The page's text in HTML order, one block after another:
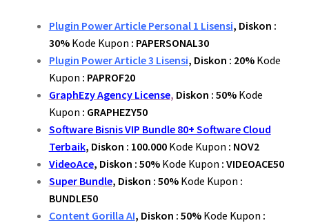
Plugin Power Article Personal 1 Lisensi, Diskon :
30% Kode Kupon : PAPERSONAL30
Plugin Power Article 3 Lisensi, Diskon : 20% Kode
Kupon : PAPROF20
GraphEzy Agency License, Diskon : 50% Kode
Kupon : GRAPHEZY50
Software Bisnis VIP Bundle 80+ Software Cloud
Terbaik, Diskon : 100.000 Kode Kupon : NOV2
VideoAce, Diskon : 50% Kode Kupon : VIDEOACE50
Super Bundle, Diskon : 50% Kode Kupon :
BUNDLE50
Content Gorilla AI, Diskon : 50% Kode Kupon :